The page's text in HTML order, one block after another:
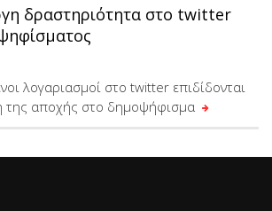
δραστηριότητα στο twitter
λογαριασμοί στο twitter επιδίδονται
της αποχής στο δημοψήφισμα